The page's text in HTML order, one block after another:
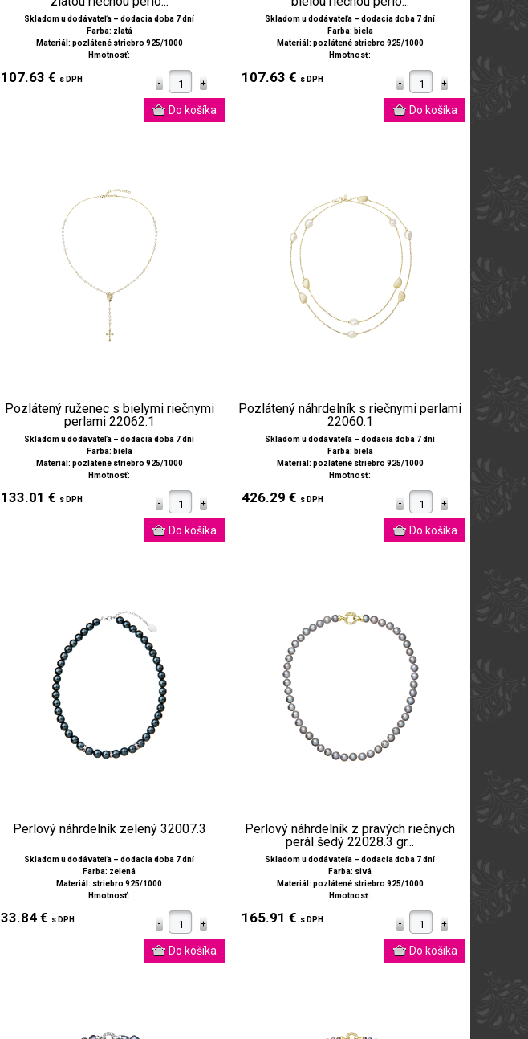
Skladom u dodávateľa – dodacia doba 7 dní
Farba: zlatá
Materiál: pozlátené striebro 925/1000
Hmotnosť:
107.63 € s DPH
Skladom u dodávateľa – dodacia doba 7 dní
Farba: biela
Materiál: pozlátené striebro 925/1000
Hmotnosť:
107.63 € s DPH
Pozlátený ruženec s bielymi riečnymi
perlami 22062.1
Skladom u dodávateľa – dodacia doba 7 dní
Farba: biela
Materiál: pozlátené striebro 925/1000
Hmotnosť:
133.01 € s DPH
Pozlátený náhrdelník s riečnymi perlami
22060.1
Skladom u dodávateľa – dodacia doba 7 dní
Farba: biela
Materiál: pozlátené striebro 925/1000
Hmotnosť:
426.29 € s DPH
Perlový náhrdelník zelený 32007.3
Skladom u dodávateľa – dodacia doba 7 dní
Farba: zelená
Materiál: striebro 925/1000
Hmotnosť:
33.84 € s DPH
Perlový náhrdelník z pravých riečnych
perál šedý 22028.3 gr...
Skladom u dodávateľa – dodacia doba 7 dní
Farba: sivá
Materiál: pozlátené striebro 925/1000
Hmotnosť:
165.91 € s DPH